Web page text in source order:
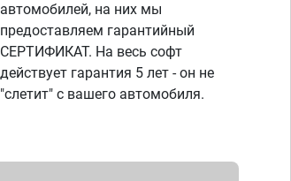
автомобилей, на них мы
предоставляем гарантийный
СЕРТИФИКАТ. На весь софт
действует гарантия 5 лет - он не
"слетит" с вашего автомобиля.